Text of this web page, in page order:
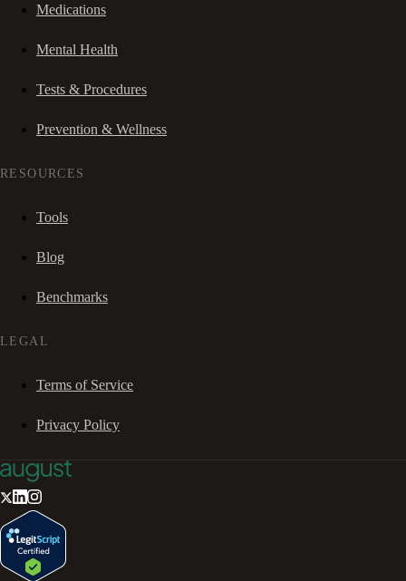
Medications
Mental Health
Tests & Procedures
Prevention & Wellness
RESOURCES
Tools
Blog
Benchmarks
LEGAL
Terms of Service
Privacy Policy